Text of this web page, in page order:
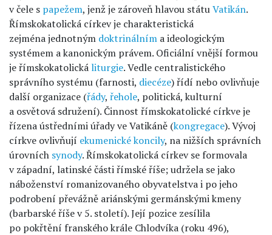
v čele s papežem, jenž je zároveň hlavou státuVatikán.
Římskokatolická církev je charakteristická
zejména jednotným doktrinálním a ideologickým
systémem a kanonickým právem. Oficiální vnější formou
je římskokatolickáliturgie. Vedle centralistického
správního systému (farnosti, diecéze) řídí nebo ovlivňuje
další organizace (řády, řehole, politická, kulturní
a osvětová sdružení). Činnost římskokatolické církve je
řízena ústředními úřady ve Vatikáně (kongregace). Vývoj
církve ovlivňují ekumenické koncily, na nižších správních
úrovních synody. Římskokatolická církev se formovala
v západní, latinské části římské říše; udržela se jako
náboženství romanizovaného obyvatelstva i po jeho
podrobení převážně ariánskými germánskými kmeny
(barbarské říše v 5. století). Její pozice zesílila
po pokřtění franského krále Chlodvíka (roku 496),